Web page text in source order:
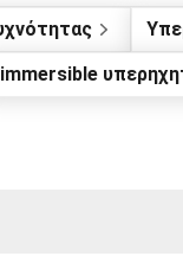
immersible